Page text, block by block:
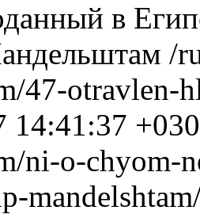
в
/
47-
14:41:37
ni-o-chyom-